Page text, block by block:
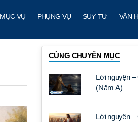
MỤC VỤ PHỤNG VỤ SUY TƯ VĂN
CÙNG CHUYÊN MỤC
Lời nguyện –
(Năm A)
Lời nguyện –